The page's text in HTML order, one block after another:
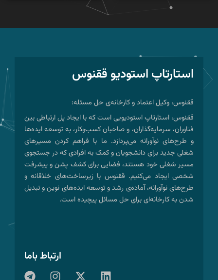
استارتاپ استودیو ققنوس
ققنوس، وکیل اعتماد و کارخانه‌ی حل مسئله:
ققنوس، استارتاپ استودیویی است که با ایجاد پل ارتباطی بین
فناوران، سرمایه‌گذاران، و صاحبان کسب‌وکار، به توسعه ایده‌ها
و طرح‌های نوآورانه می‌پردازد. ما با فراهم کردن مسیرهای
شغلی جدید برای دانشجویان و کمک به افرادی که در جستجوی
مسیر شغلی خود هستند، فضایی برای کشف پشن و پیشرفت
شخصی ایجاد می‌کنیم. ققنوس با زیرساخت‌های خلاقانه و
طرح‌های نوآورانه، آماده‌ی رشد و توسعه ایده‌های نوین و تبدیل
شدن به کارخانه‌ای برای حل مسائل پیچیده است.
ارتباط باما
L
X
I
T